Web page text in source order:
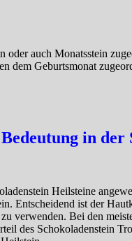
oder auch Monatsstein
dem Geburtsmonat
in
Heilsteine
Entscheidend ist der
verwenden. Bei den
des Schokoladenstein